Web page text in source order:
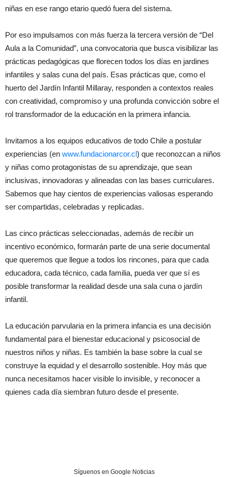
niñas en ese rango etario quedó fuera del sistema.
Por eso impulsamos con más fuerza la tercera versión de “Del
Aula a la Comunidad”, una convocatoria que busca visibilizar las
prácticas pedagógicas que florecen todos los días en jardines
infantiles y salas cuna del país. Esas prácticas que, como el
huerto del Jardín Infantil Millaray, responden a contextos reales
con creatividad, compromiso y una profunda convicción sobre el
rol transformador de la educación en la primera infancia.
Invitamos a los equipos educativos de todo Chile a postular
experiencias (en www.fundacionarcor.cl) que reconozcan a niños
y niñas como protagonistas de su aprendizaje, que sean
inclusivas, innovadoras y alineadas con las bases curriculares.
Sabemos que hay cientos de experiencias valiosas esperando
ser compartidas, celebradas y replicadas.
Las cinco prácticas seleccionadas, además de recibir un
incentivo económico, formarán parte de una serie documental
que queremos que llegue a todos los rincones, para que cada
educadora, cada técnico, cada familia, pueda ver que sí es
posible transformar la realidad desde una sala cuna o jardín
infantil.
La educación parvularia en la primera infancia es una decisión
fundamental para el bienestar educacional y psicosocial de
nuestros niños y niñas. Es también la base sobre la cual se
construye la equidad y el desarrollo sostenible. Hoy más que
nunca necesitamos hacer visible lo invisible, y reconocer a
quienes cada día siembran futuro desde el presente.
Síguenos en Google Noticias